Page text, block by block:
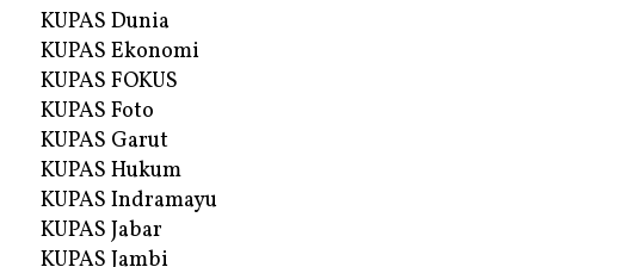
KUPAS Dunia
KUPAS Ekonomi
KUPAS FOKUS
KUPAS Foto
KUPAS Garut
KUPAS Hukum
KUPAS Indramayu
KUPAS Jabar
KUPAS Jambi